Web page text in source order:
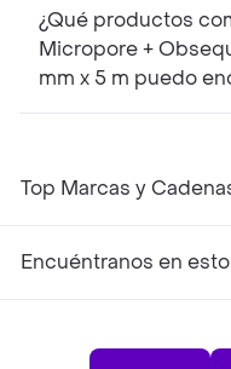
¿Qué productos
Micropore +
mm x 5 m puedo
Top Marcas y
Encuéntranos en